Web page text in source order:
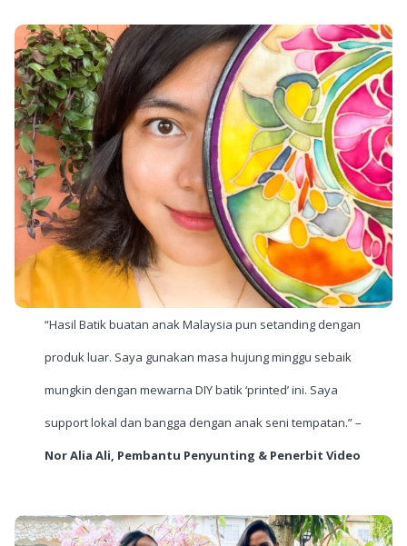
“Hasil Batik buatan anak Malaysia pun setanding dengan
produk luar. Saya gunakan masa hujung minggu sebaik
mungkin dengan mewarna DIY batik ‘printed’ ini. Saya
support lokal dan bangga dengan anak seni tempatan.” –
Nor Alia Ali, Pembantu Penyunting & Penerbit Video